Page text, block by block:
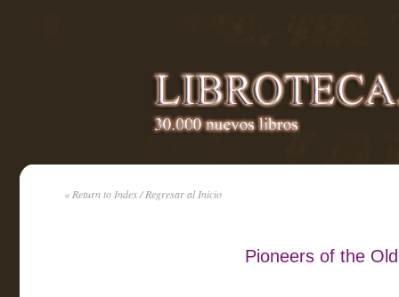
« Return to Index / Regresar al Inicio
Pioneers of the